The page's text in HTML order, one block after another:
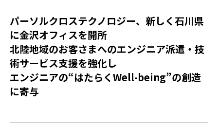
パーソルクロステクノロジー、新しく石川県
に金沢オフィスを開所
北陸地域のお客さまへのエンジニア派遣・技
術サービス支援を強化し
エンジニアの“はたらくWell-being”の創造
に寄与